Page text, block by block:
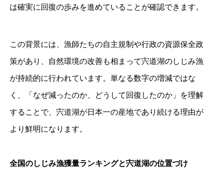
は確実に回復の歩みを進めていることが確認できます。
この背景には、漁師たちの自主規制や行政の資源保全政
策があり、自然環境の改善も相まって宍道湖のしじみ漁
が持続的に行われています。単なる数字の増減ではな
く、「なぜ減ったのか、どうして回復したのか」を理解
することで、宍道湖が日本一の産地であり続ける理由が
より鮮明になります。
全国のしじみ漁獲量ランキングと宍道湖の位置づけ